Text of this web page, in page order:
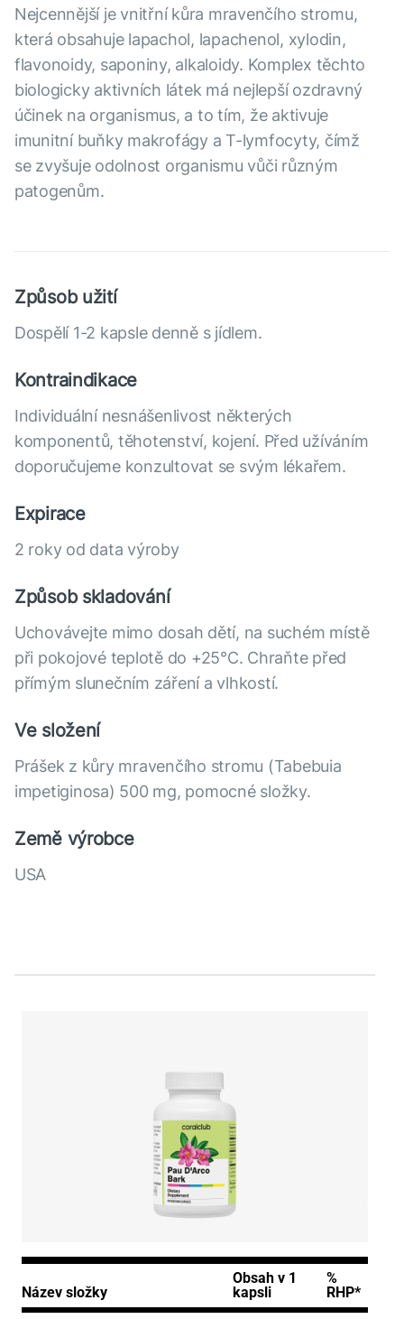
Nejcennější je vnitřní kůra mravenčího stromu,
která obsahuje lapachol, lapachenol, xylodin,
flavonoidy, saponiny, alkaloidy. Komplex těchto
biologicky aktivních látek má nejlepší ozdravný
účinek na organismus, a to tím, že aktivuje
imunitní buňky makrofágy a T-lymfocyty, čímž
se zvyšuje odolnost organismu vůči různým
patogenům.
Způsob užití
Dospělí 1-2 kapsle denně s jídlem.
Kontraindikace
Individuální nesnášenlivost některých
komponentů, těhotenství, kojení. Před užíváním
doporučujeme konzultovat se svým lékařem.
Expirace
2 roky od data výroby
Způsob skladování
Uchovávejte mimo dosah dětí, na suchém místě
při pokojové teplotě do +25°С. Chraňte před
přímým slunečním záření a vlhkostí.
Ve složení
Prášek z kůry mravenčího stromu (Tabebuia
impetiginosa) 500 mg, pomocné složky.
Země výrobce
USA
Název složky
Obsah v 1
kapsli
%
RHP*